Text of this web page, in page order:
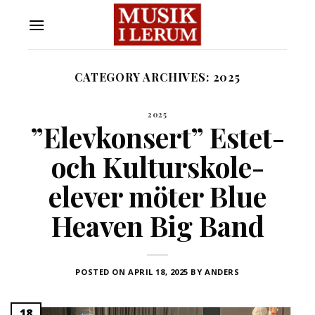
CATEGORY ARCHIVES: 2025
2025
”Elevkonsert” Estet-
och Kulturskole-
elever möter Blue
Heaven Big Band
POSTED ONAPRIL 18, 2025 BYANDERS